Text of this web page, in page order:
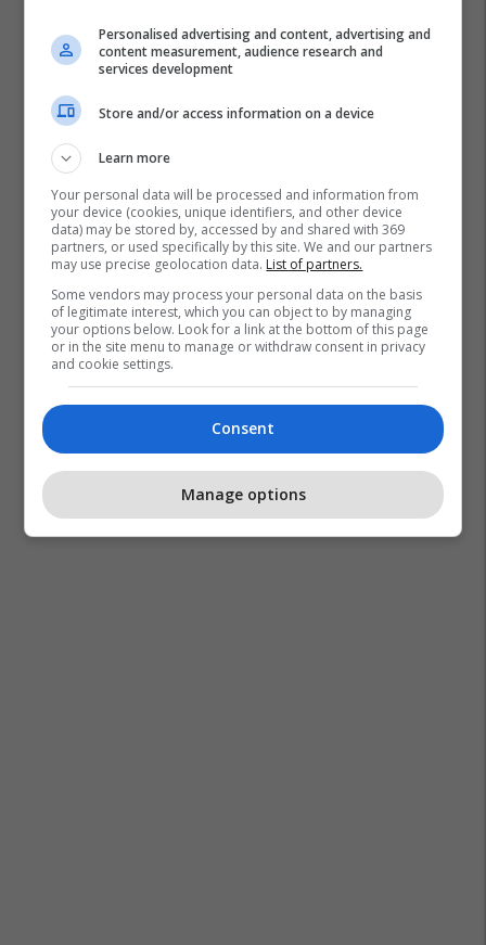
Personalised advertising and content, advertising and
content measurement, audience research and
services development
Store and/or access information on a device
Learn more
Your personal data will be processed and information from
your device (cookies, unique identifiers, and other device
data) may be stored by, accessed by and shared with 369
partners, or used specifically by this site. We and our partners
may use precise geolocation data. List of partners.
Some vendors may process your personal data on the basis
of legitimate interest, which you can object to by managing
your options below. Look for a link at the bottom of this page
or in the site menu to manage or withdraw consent in privacy
and cookie settings.
Consent
Manage options